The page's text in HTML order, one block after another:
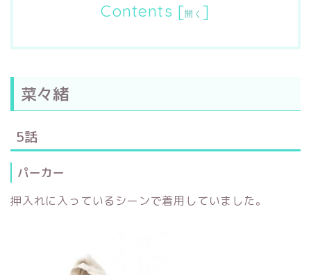
Contents [開く ]
菜々緒
5話
パーカー
押入れに入っているシーンで着用していました。